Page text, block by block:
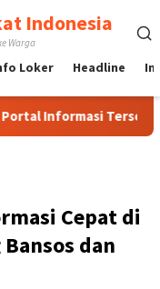
Indonesia
Warga
Loker Headline
Tersebut?
Cepat di
dan